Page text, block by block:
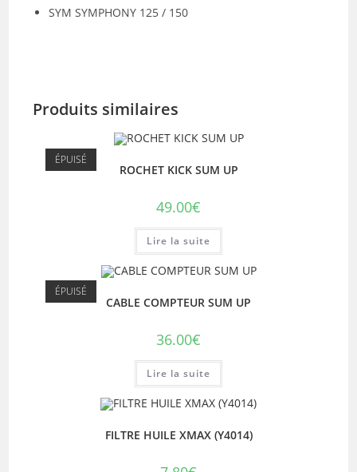
SYM SYMPHONY 125 / 150
Produits similaires
ÉPUISÉ
ROCHET KICK SUM UP
49.00€
Lire la suite
ÉPUISÉ
CABLE COMPTEUR SUM UP
36.00€
Lire la suite
FILTRE HUILE XMAX (Y4014)